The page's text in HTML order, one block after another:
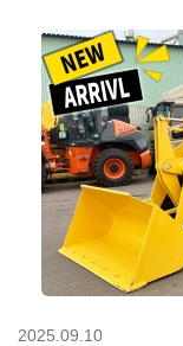
2025.09.10